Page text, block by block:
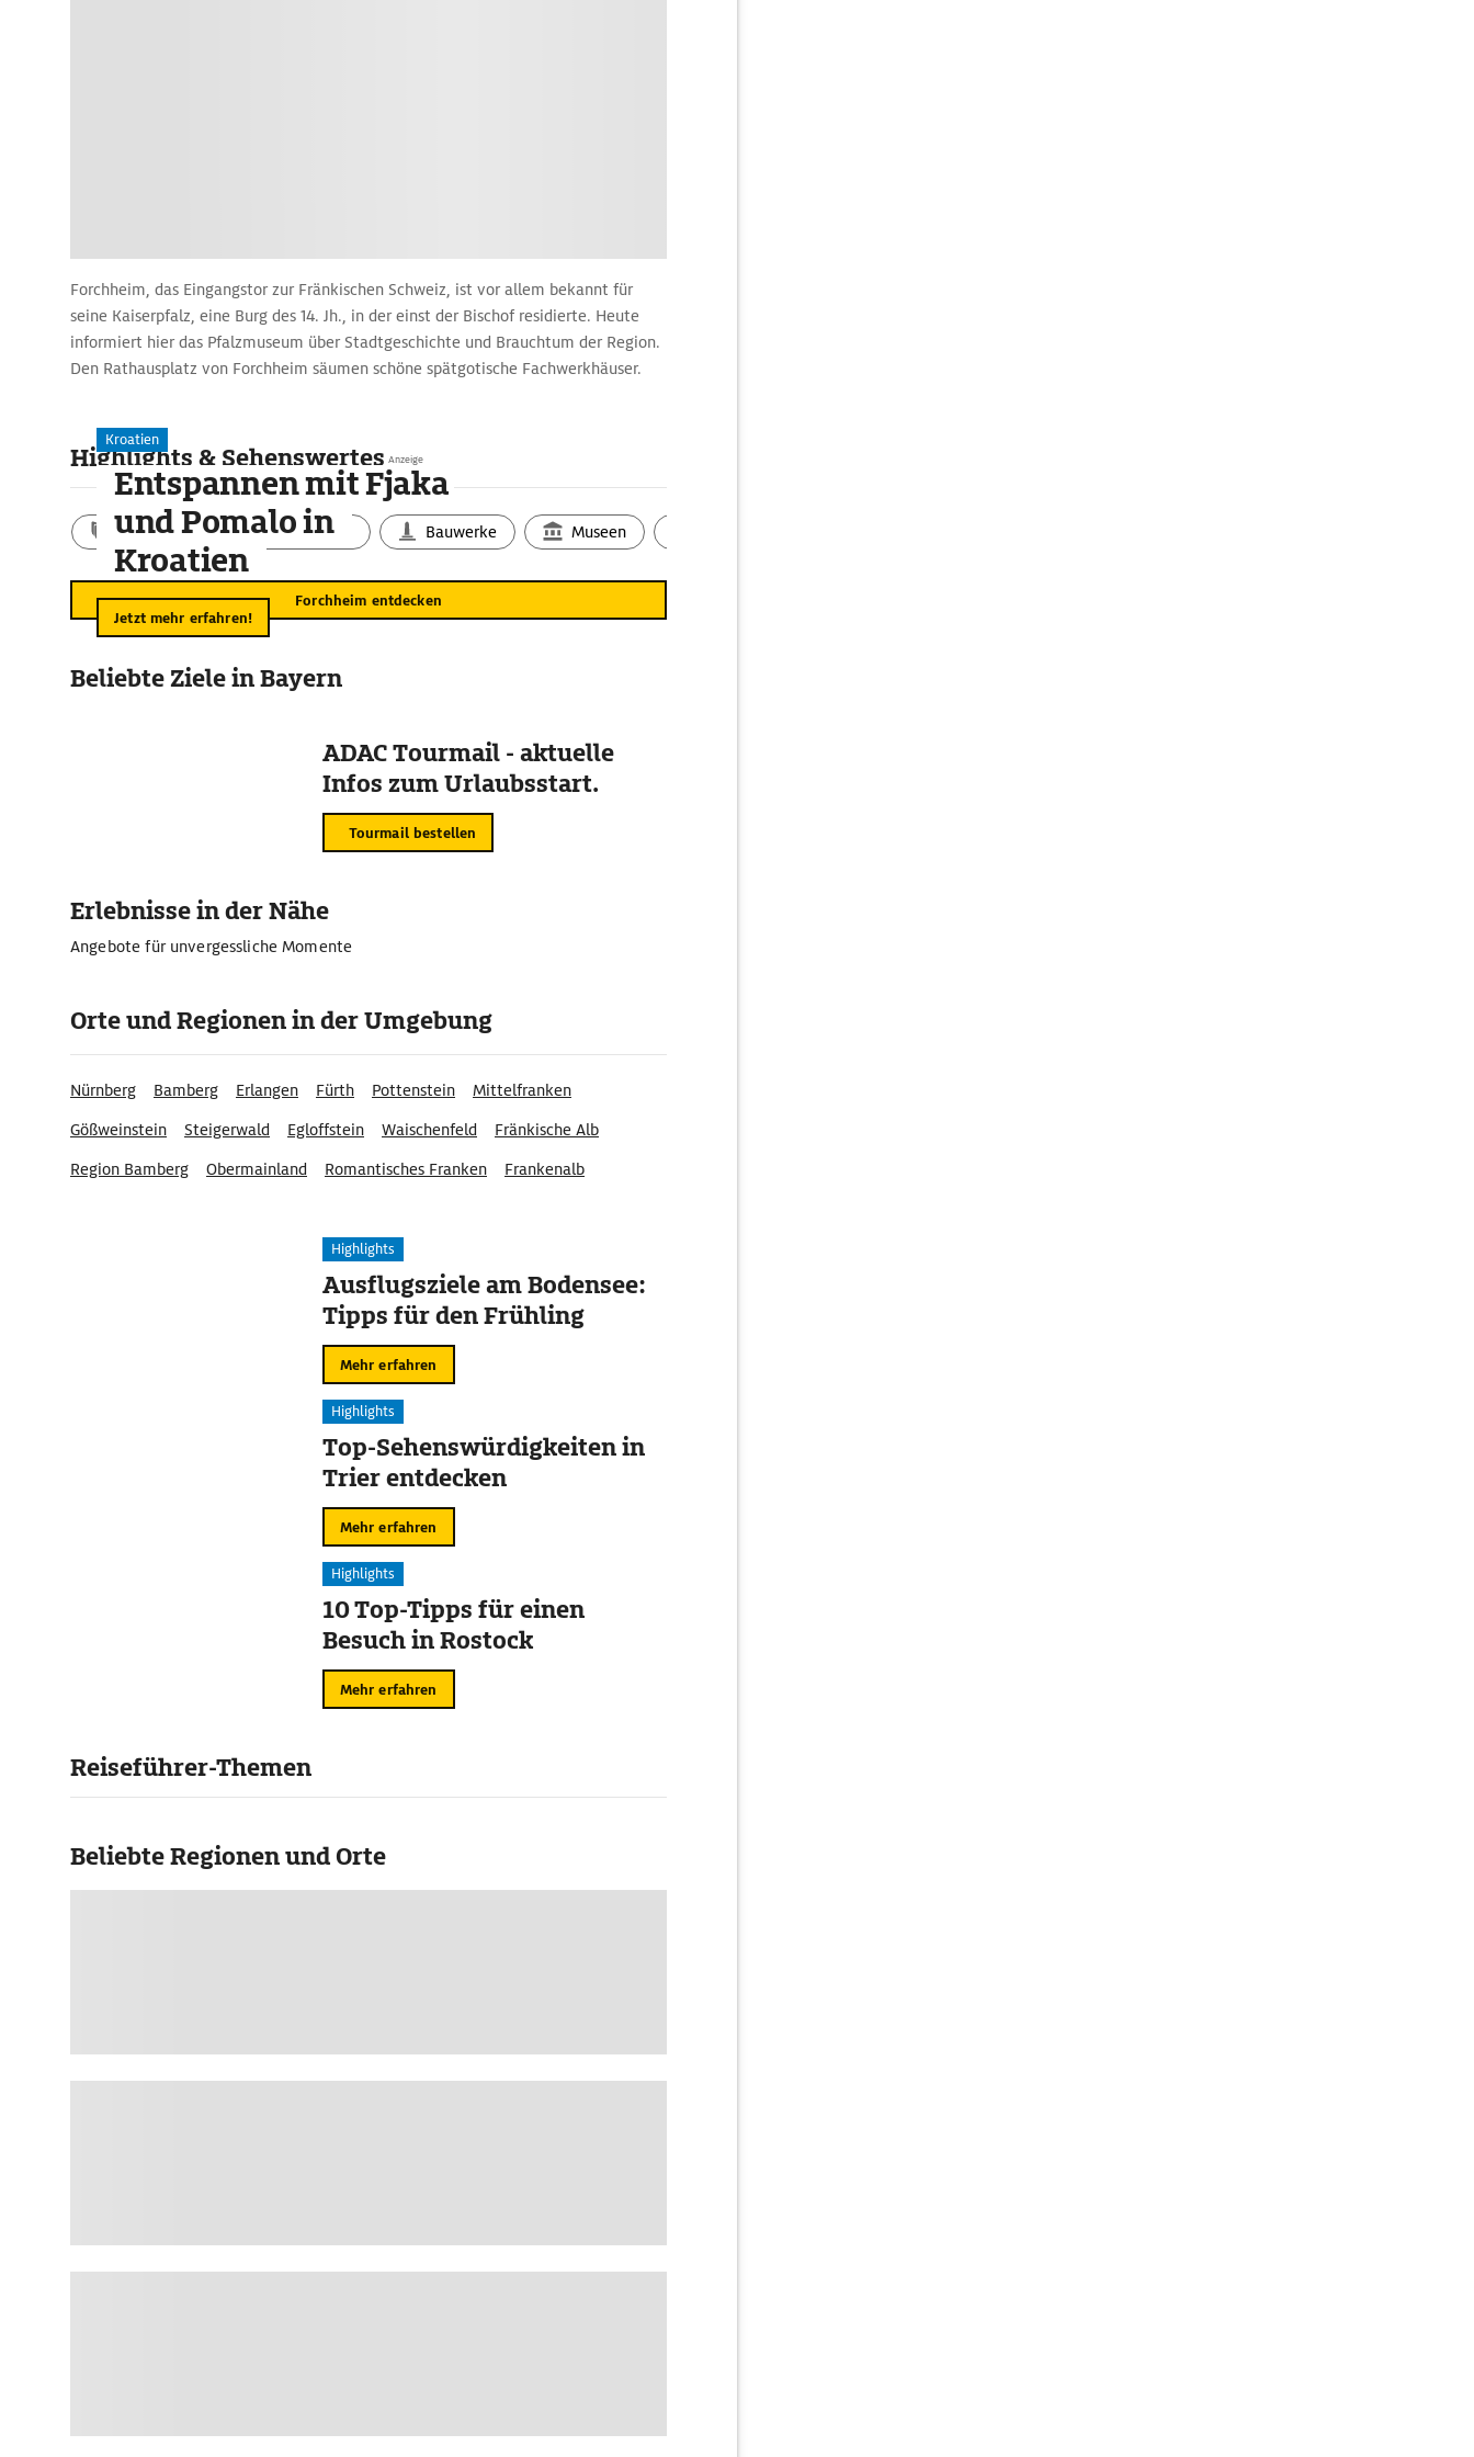
Forchheim, das Eingangstor zur Fränkischen Schweiz, ist vor allem bekannt für
seine Kaiserpfalz, eine Burg des 14. Jh., in der einst der Bischof residierte. Heute
informiert hier das Pfalzmuseum über Stadtgeschichte und Brauchtum der Region.
Den Rathausplatz von Forchheim säumen schöne spätgotische Fachwerkhäuser.
Highlights & Sehenswertes
Aktivitäten Landschaft Bauwerke Museen
Forchheim entdecken
Anzeige
Kroatien
Entspannen mit Fjaka
und Pomalo in
Kroatien
Jetzt mehr erfahren!
Beliebte Ziele in Bayern
ADAC Tourmail - aktuelle
Infos zum Urlaubsstart.
Tourmail bestellen
Erlebnisse in der Nähe
Angebote für unvergessliche Momente
Orte und Regionen in der Umgebung
Nürnberg Bamberg Erlangen Fürth Pottenstein
Mittelfranken
Gößweinstein
Steigerwald Egloffstein Waischenfeld
Fränkische Alb
Region Bamberg
Obermainland Romantisches Franken
Frankenalb
Highlights
Ausflugsziele am Bodensee:
Tipps für den Frühling
Mehr erfahren
Highlights
Top-Sehenswürdigkeiten in
Trier entdecken
Mehr erfahren
Highlights
10 Top-Tipps für einen
Besuch in Rostock
Mehr erfahren
Reiseführer-Themen
Beliebte Regionen und Orte